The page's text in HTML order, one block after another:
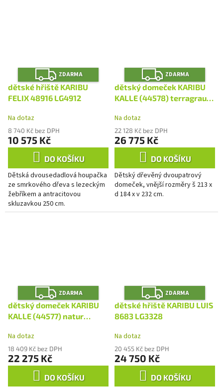
Z
D
A
R
M
A
ZDARMA
dětské hřiště KARIBU
FELIX 48916 LG4912
Na dotaz
8 740 Kč bez DPH
10 575 Kč
DO KOŠÍKU
Dětská dvousedadlová houpačka
ze smrkového dřeva s lezeckým
žebříkem a antracitovou
skluzavkou 250 cm.
Z
D
A
R
M
A
ZDARMA
dětský domeček KARIBU
KALLE (44578) terragrau
Na dotaz
22 128 Kč bez DPH
26 775 Kč
DO KOŠÍKU
Dětský dřevěný dvoupatrový
domeček, vnější rozměry š 213 x
d 184 x v 232 cm.
Z
D
A
R
M
A
ZDARMA
dětský domeček KARIBU
KALLE (44577) natur
Na dotaz
18 409 Kč bez DPH
22 275 Kč
DO KOŠÍKU
Z
D
A
R
M
ZDARMA
dětské hřiště KARIBU LUIS
8683 LG3328
Na dotaz
20 455 Kč bez DPH
24 750 Kč
DO KOŠÍKU